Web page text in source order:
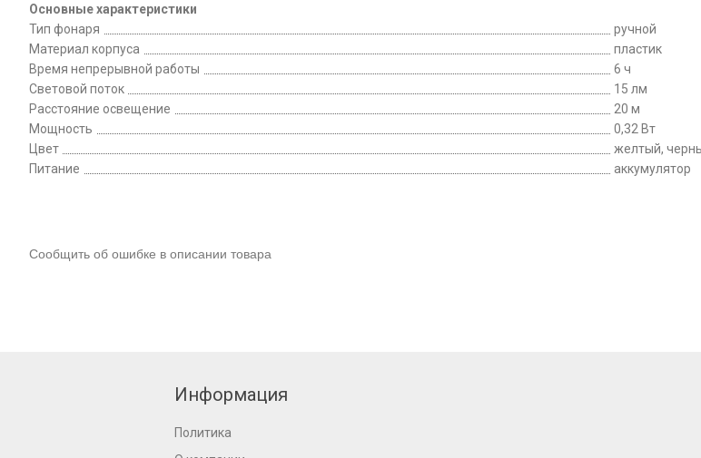
Основные характеристики
Тип фонаря
ручной
Материал корпуса
пластик
Время непрерывной работы
6 ч
Световой поток
15 лм
Расстояние освещение
20 м
Мощность
0,32 Вт
Цвет
желтый,
Питание
аккумулятор
Сообщить об ошибке в описании товара
Информация
Политика